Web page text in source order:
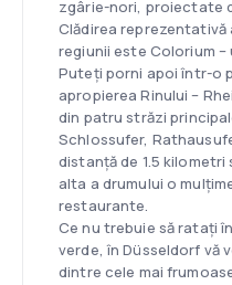
zgârie-nori, proiectate
Clădirea
regiunii este Colorium
Puteți porni apoi într-o
apropierea Rinului –
din patru străzi
Schlossufer,
distanță de 1.5
alta a drumului o
restaurante.
Ce nu trebuie să ratați
verde, în Düsseldorf vă
dintre cele mai